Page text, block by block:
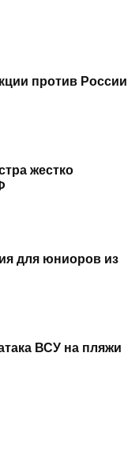
против России
жестко
для юниоров из
ВСУ на пляжи